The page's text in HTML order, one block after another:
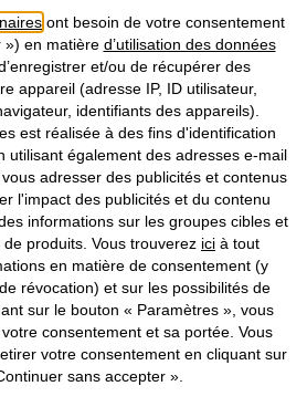
avec en sus
Paramètres des cookies
Résilier le contrat
Tous droits réservés.
Français
ont besoin de votre consentement
») en matière d’utilisation des données
et/ou de récupérer des
appareil (adresse IP, ID utilisateur,
identifiants des appareils).
est réalisée à des fins d'identification
utilisant également des adresses e-mail
adresser des publicités et contenus
l'impact des publicités et du contenu
informations sur les groupes cibles et
produits. Vous trouverez ici à tout
en matière de consentement (y
révocation) et sur les possibilités de
sur le bouton « Paramètres », vous
consentement et sa portée. Vous
votre consentement en cliquant sur
sans accepter ».